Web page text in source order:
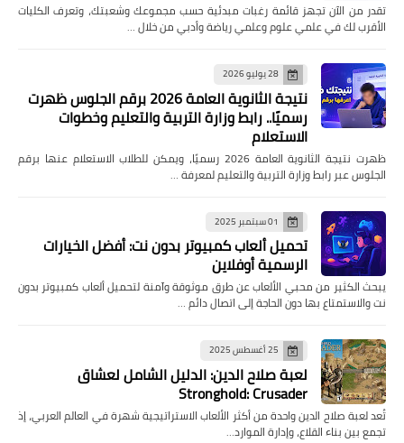
تقدر من الآن تجهز قائمة رغبات مبدئية حسب مجموعك وشعبتك، وتعرف الكليات
الأقرب لك في علمي علوم وعلمي رياضة وأدبي من خلال …
28 يوليو 2026
نتيجة الثانوية العامة 2026 برقم الجلوس ظهرت
رسميًا.. رابط وزارة التربية والتعليم وخطوات
الاستعلام
ظهرت نتيجة الثانوية العامة 2026 رسميًا، ويمكن للطلاب الاستعلام عنها برقم
الجلوس عبر رابط وزارة التربية والتعليم لمعرفة …
01 سبتمبر 2025
تحميل ألعاب كمبيوتر بدون نت: أفضل الخيارات
الرسمية أوفلاين
يبحث الكثير من محبي الألعاب عن طرق موثوقة وآمنة لتحميل ألعاب كمبيوتر بدون
نت والاستمتاع بها دون الحاجة إلى اتصال دائم …
25 أغسطس 2025
لعبة صلاح الدين: الدليل الشامل لعشاق
Stronghold: Crusader
تُعد لعبة صلاح الدين واحدة من أكثر الألعاب الاستراتيجية شهرة في العالم العربي، إذ
تجمع بين بناء القلاع، وإدارة الموارد…